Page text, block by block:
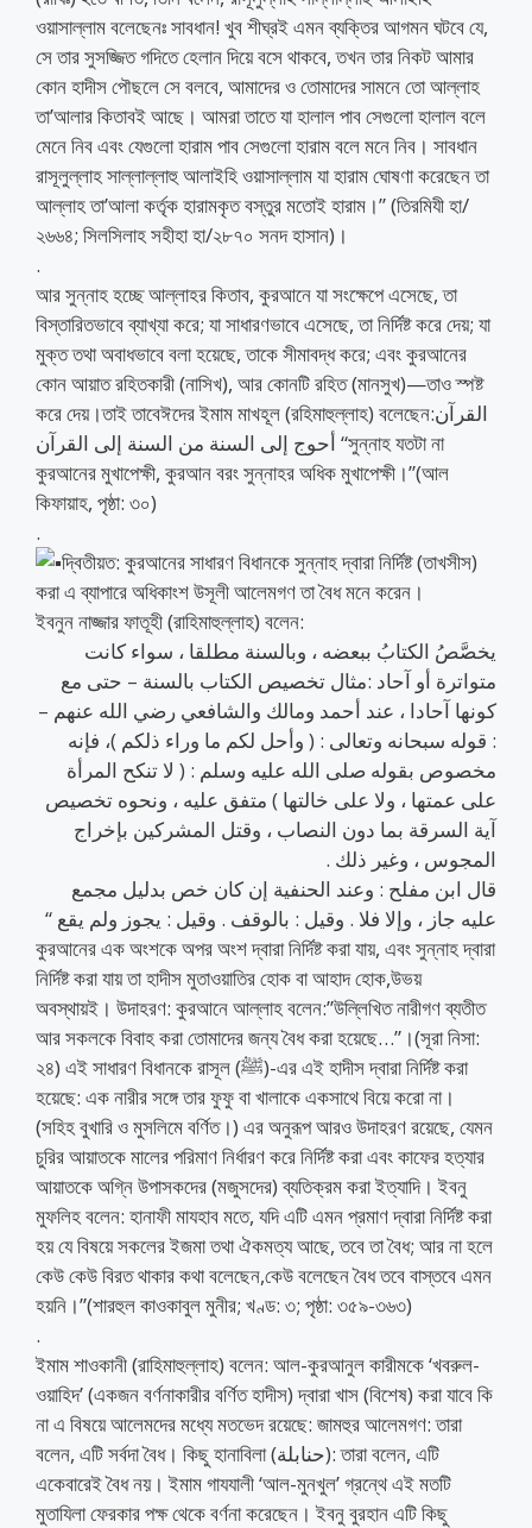
ওয়াসাল্লাম বলেছেনঃ সাবধান! খুব শীঘ্রই এমন ব্যক্তির আগমন ঘটবে যে,
সে তার সুসজ্জিত গদিতে হেলান দিয়ে বসে থাকবে, তখন তার নিকট আমার
কোন হাদীস পৌছলে সে বলবে, আমাদের ও তোমাদের সামনে তো আল্লাহ
তা’আলার কিতাবই আছে। আমরা তাতে যা হালাল পাব সেগুলো হালাল বলে
মেনে নিব এবং যেগুলো হারাম পাব সেগুলো হারাম বলে মনে নিব। সাবধান
রাসূলুল্লাহ সাল্লাল্লাহু আলাইহি ওয়াসাল্লাম যা হারাম ঘোষণা করেছেন তা
আল্লাহ তা’আলা কর্তৃক হারামকৃত বস্তুর মতোই হারাম।” (তিরমিযী হা/
২৬৬৪; সিলসিলাহ সহীহা হা/২৮৭০ সনদ হাসান)।
.
আর সুন্নাহ হচ্ছে আল্লাহর কিতাব, কুরআনে যা সংক্ষেপে এসেছে, তা
বিস্তারিতভাবে ব্যাখ্যা করে; যা সাধারণভাবে এসেছে, তা নির্দিষ্ট করে দেয়; যা
মুক্ত তথা অবাধভাবে বলা হয়েছে, তাকে সীমাবদ্ধ করে; এবং কুরআনের
কোন আয়াত রহিতকারী (নাসিখ), আর কোনটি রহিত (মানসুখ)—তাও স্পষ্ট
করে দেয়।তাই তাবেঈদের ইমাম মাখহূল (রহিমাহুল্লাহ) বলেছেন:القرآن
أحوج إلى السنة من السنة إلى القرآن “সুন্নাহ যতটা না
কুরআনের মুখাপেক্ষী, কুরআন বরং সুন্নাহর অধিক মুখাপেক্ষী।”(আল
কিফায়াহ, পৃষ্ঠা: ৩০)
.
দ্বিতীয়ত: কুরআনের সাধারণ বিধানকে সুন্নাহ দ্বারা নির্দিষ্ট (তাখসীস)
করা এ ব্যাপারে অধিকাংশ উসূলী আলেমগণ তা বৈধ মনে করেন।
ইবনুন নাজ্জার ফাতূহী (রাহিমাহুল্লাহ) বলেন:
يخصَّصُ الكتابُ ببعضه ، وبالسنة مطلقا ، سواء كانت
متواترة أو آحاد :مثال تخصيص الكتاب بالسنة – حتى مع
كونها آحادا ، عند أحمد ومالك والشافعي رضي الله عنهم –
: قوله سبحانه وتعالى : ( وأحل لكم ما وراء ذلكم )، فإنه
مخصوص بقوله صلى الله عليه وسلم : ( لا تنكح المرأة
على عمتها ، ولا على خالتها ) متفق عليه ، ونحوه تخصيص
آية السرقة بما دون النصاب ، وقتل المشركين بإخراج
المجوس ، وغير ذلك .
قال ابن مفلح : وعند الحنفية إن كان خص بدليل مجمع
عليه جاز ، وإلا فلا . وقيل : بالوقف . وقيل : يجوز ولم يقع “
কুরআনের এক অংশকে অপর অংশ দ্বারা নির্দিষ্ট করা যায়, এবং সুন্নাহ দ্বারা
নির্দিষ্ট করা যায় তা হাদীস মুতাওয়াতির হোক বা আহাদ হোক,উভয়
অবস্থায়ই। উদাহরণ: কুরআনে আল্লাহ বলেন:”উল্লিখিত নারীগণ ব্যতীত
আর সকলকে বিবাহ করা তোমাদের জন্য বৈধ করা হয়েছে…”।(সূরা নিসা:
২৪) এই সাধারণ বিধানকে রাসূল (ﷺ)-এর এই হাদীস দ্বারা নির্দিষ্ট করা
হয়েছে: এক নারীর সঙ্গে তার ফুফু বা খালাকে একসাথে বিয়ে করো না।
(সহিহ বুখারি ও মুসলিমে বর্ণিত।) এর অনুরূপ আরও উদাহরণ রয়েছে, যেমন
চুরির আয়াতকে মালের পরিমাণ নির্ধারণ করে নির্দিষ্ট করা এবং কাফের হত্যার
আয়াতকে অগ্নি উপাসকদের (মজুসদের) ব্যতিক্রম করা ইত্যাদি। ইবনু
মুফলিহ বলেন: হানাফী মাযহাব মতে, যদি এটি এমন প্রমাণ দ্বারা নির্দিষ্ট করা
হয় যে বিষয়ে সকলের ইজমা তথা ঐকমত্য আছে, তবে তা বৈধ; আর না হলে
কেউ কেউ বিরত থাকার কথা বলেছেন,কেউ বলেছেন বৈধ তবে বাস্তবে এমন
হয়নি।”(শারহুল কাওকাবুল মুনীর; খণ্ড: ৩; পৃষ্ঠা: ৩৫৯-৩৬৩)
.
ইমাম শাওকানী (রাহিমাহুল্লাহ) বলেন: আল-কুরআনুল কারীমকে ‘খবরুল-
ওয়াহিদ’ (একজন বর্ণনাকারীর বর্ণিত হাদীস) দ্বারা খাস (বিশেষ) করা যাবে কি
না এ বিষয়ে আলেমদের মধ্যে মতভেদ রয়েছে: জামহুর আলেমগণ: তারা
বলেন, এটি সর্বদা বৈধ। কিছু হানাবিলা (حنابلة): তারা বলেন, এটি
একেবারেই বৈধ নয়। ইমাম গাযযালী ‘আল-মুনখুল’ গ্রন্থে এই মতটি
মুতাযিলা ফেরকার পক্ষ থেকে বর্ণনা করেছেন। ইবনু বুরহান এটি কিছু